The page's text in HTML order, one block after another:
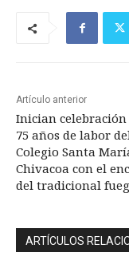
Artículo anterior
Inician celebración
75 años de labor
Colegio Santa
Chivacoa con el
del tradicional
ARTÍCULOS